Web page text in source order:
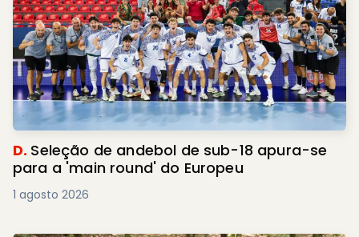
D. Seleção de andebol de sub-18 apura-se
para a 'main round' do Europeu
1 agosto 2026